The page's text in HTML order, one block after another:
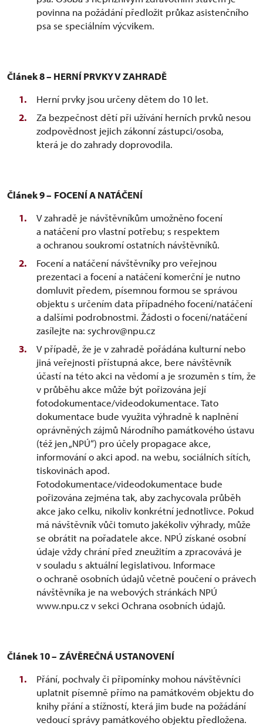
povinna na požádání předložit průkaz asistenčního
psa se speciálním výcvikem.
Článek 8 – HERNÍ PRVKY V ZAHRADĚ
Herní prvky jsou určeny dětem do 10 let.
Za bezpečnost dětí při užívání herních prvků nesou
zodpovědnost jejich zákonní zástupci/osoba,
která je do zahrady doprovodila.
Článek 9 – FOCENÍ A NATÁČENÍ
V zahradě je návštěvníkům umožněno focení
a natáčení pro vlastní potřebu; s respektem
a ochranou soukromí ostatních návštěvníků.
Focení a natáčení návštěvníky pro veřejnou
prezentaci a focení a natáčení komerční je nutno
domluvit předem, písemnou formou se správou
objektu s určením data případného focení/natáčení
a dalšími podrobnostmi. Žádosti o focení/natáčení
zasílejte na: sychrov@npu.cz
V případě, že je v zahradě pořádána kulturní nebo
jiná veřejnosti přístupná akce, bere návštěvník
účastí na této akci na vědomí a je srozuměn s tím, že
v průběhu akce může být pořizována její
fotodokumentace/videodokumentace. Tato
dokumentace bude využita výhradně k naplnění
oprávněných zájmů Národního památkového ústavu
(též jen „NPÚ“) pro účely propagace akce,
informování o akci apod. na webu, sociálních sítích,
tiskovinách apod.
Fotodokumentace/videodokumentace bude
pořizována zejména tak, aby zachycovala průběh
akce jako celku, nikoliv konkrétní jednotlivce. Pokud
má návštěvník vůči tomuto jakékoliv výhrady, může
se obrátit na pořadatele akce. NPÚ získané osobní
údaje vždy chrání před zneužitím a zpracovává je
v souladu s aktuální legislativou. Informace
o ochraně osobních údajů včetně poučení o právech
návštěvníka je na webových stránkách NPÚ
www.npu.cz v sekci Ochrana osobních údajů.
Článek 10 – ZÁVĚREČNÁ USTANOVENÍ
Přání, pochvaly či připomínky mohou návštěvníci
uplatnit písemně přímo na památkovém objektu do
knihy přání a stížností, která jim bude na požádání
vedoucí správy památkového objektu předložena.